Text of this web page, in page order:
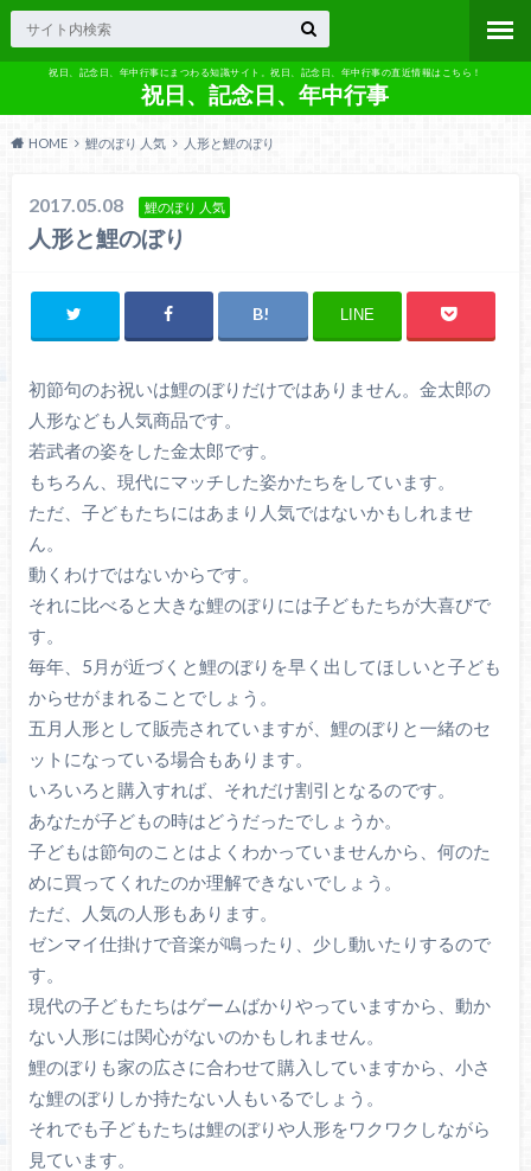
祝日、記念日、年中行事にまつわる知識サイト。祝日、記念日、年中行事の直近情報はこちら！
祝日、記念日、年中行事
HOME 鯉のぼり 人気 人形と鯉のぼり
2017.05.08 鯉のぼり 人気
人形と鯉のぼり
LINE
初節句のお祝いは鯉のぼりだけではありません。金太郎の
人形なども人気商品です。
若武者の姿をした金太郎です。
もちろん、現代にマッチした姿かたちをしています。
ただ、子どもたちにはあまり人気ではないかもしれませ
ん。
動くわけではないからです。
それに比べると大きな鯉のぼりには子どもたちが大喜びで
す。
毎年、5月が近づくと鯉のぼりを早く出してほしいと子ども
からせがまれることでしょう。
五月人形として販売されていますが、鯉のぼりと一緒のセ
ットになっている場合もあります。
いろいろと購入すれば、それだけ割引となるのです。
あなたが子どもの時はどうだったでしょうか。
子どもは節句のことはよくわかっていませんから、何のた
めに買ってくれたのか理解できないでしょう。
ただ、人気の人形もあります。
ゼンマイ仕掛けで音楽が鳴ったり、少し動いたりするので
す。
現代の子どもたちはゲームばかりやっていますから、動か
ない人形には関心がないのかもしれません。
鯉のぼりも家の広さに合わせて購入していますから、小さ
な鯉のぼりしか持たない人もいるでしょう。
それでも子どもたちは鯉のぼりや人形をワクワクしながら
見ています。